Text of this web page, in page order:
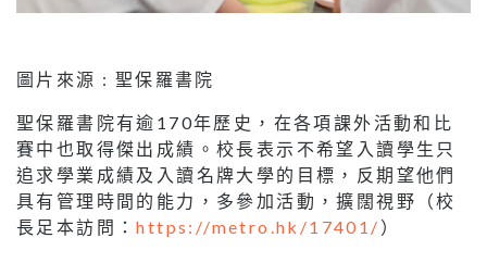
圖片來源 : 聖保羅書院
聖保羅書院有逾170年歷史，在各項課外活動和比
賽中也取得傑出成績。校長表示不希望入讀學生只
追求學業成績及入讀名牌大學的目標，反期望他們
具有管理時間的能力，多參加活動，擴闊視野（校
長足本訪問：https://metro.hk/17401/ ）